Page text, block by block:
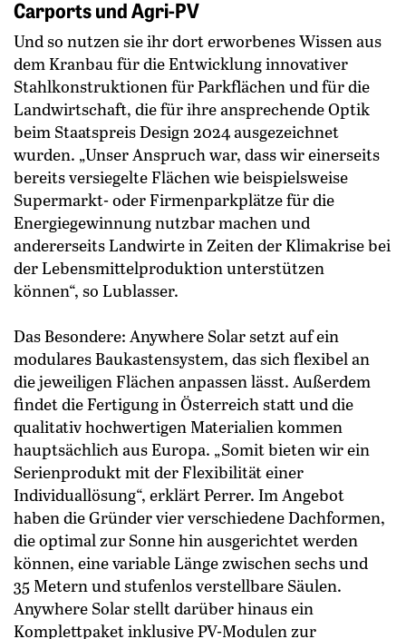
Carports und Agri-PV
Und so nutzen sie ihr dort erworbenes Wissen aus
dem Kranbau für die Entwicklung innovativer
Stahlkonstruktionen für Parkflächen und für die
Landwirtschaft, die für ihre ansprechende Optik
beim Staatspreis Design 2024 ausgezeichnet
wurden. „Unser Anspruch war, dass wir einerseits
bereits versiegelte Flächen wie beispielsweise
Supermarkt- oder Firmenparkplätze für die
Energiegewinnung nutzbar machen und
andererseits Landwirte in Zeiten der Klimakrise bei
der Lebensmittelproduktion unterstützen
können“, so Lublasser.
Das Besondere: Anywhere Solar setzt auf ein
modulares Baukastensystem, das sich flexibel an
die jeweiligen Flächen anpassen lässt. Außerdem
findet die Fertigung in Österreich statt und die
qualitativ hochwertigen Materialien kommen
hauptsächlich aus Europa. „Somit bieten wir ein
Serienprodukt mit der Flexibilität einer
Individuallösung“, erklärt Perrer. Im Angebot
haben die Gründer vier verschiedene Dachformen,
die optimal zur Sonne hin ausgerichtet werden
können, eine variable Länge zwischen sechs und
35 Metern und stufenlos verstellbare Säulen.
Anywhere Solar stellt darüber hinaus ein
Komplettpaket inklusive PV-Modulen zur